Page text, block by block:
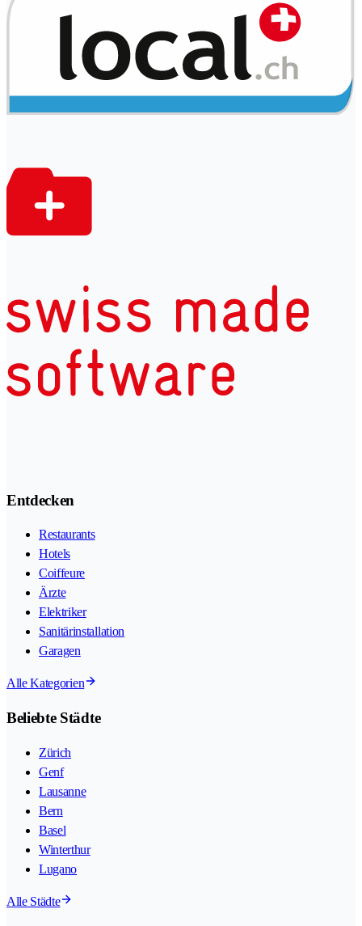
Entdecken
Restaurants
Hotels
Coiffeure
Ärzte
Elektriker
Sanitärinstallation
Garagen
Alle Kategorien
Beliebte Städte
Zürich
Genf
Lausanne
Bern
Basel
Winterthur
Lugano
Alle Städte